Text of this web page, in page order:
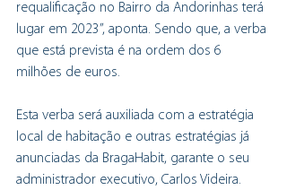
requalificação no Bairro da Andorinhas terá
lugar em 2023”, aponta. Sendo que, a verba
que está prevista é na ordem dos 6
milhões de euros.
Esta verba será auxiliada com a estratégia
local de habitação e outras estratégias já
anunciadas da BragaHabit, garante o seu
administrador executivo, Carlos Videira.